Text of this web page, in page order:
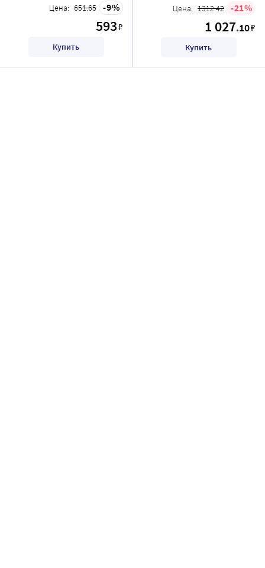
Цена: 651.65 9
593₽
Купить
Цена: 1312.42 21
1 027.10₽
Купить